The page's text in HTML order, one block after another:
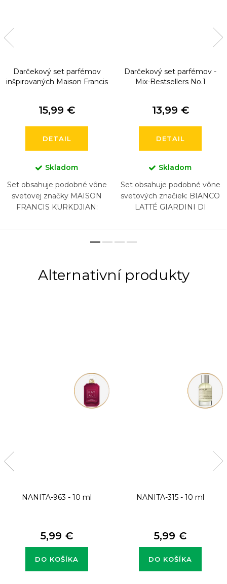
Darčekový set parfémov
inšpirovaných Maison Francis
15,99 €
DETAIL
Skladom
Set obsahuje podobné vône
svetovej značky MAISON
FRANCIS KURKDJIAN:
EXTRAIT, AQUA VITAE, 724,
Darčekový set parfémov -
Mix-Bestsellers No.1
13,99 €
DETAIL
Skladom
Set obsahuje podobné vône
svetových značiek: BIANCO
LATTÉ GIARDINI DI
PISTACHIO GELATO...
NANITA-963 - 10 ml
5,99 €
DO KOŠÍKA
NANITA-315 - 10 ml
5,99 €
DO KOŠÍKA